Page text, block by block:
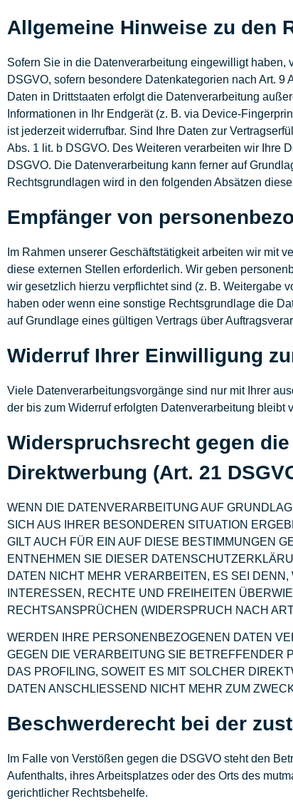
Allgemeine Hinweise zu den
Sofern Sie in die Datenverarbeitung eingewilligt haben,
DSGVO, sofern besondere Datenkategorien nach Art.
Daten in Drittstaaten erfolgt die Datenverarbeitung
Informationen in Ihr Endgerät (z. B. via Device-
ist jederzeit widerrufbar. Sind Ihre Daten zur
Abs. 1 lit. b DSGVO. Des Weiteren verarbeiten wir Ihre
DSGVO. Die Datenverarbeitung kann ferner auf
Rechtsgrundlagen wird in den folgenden Absätzen
Empfänger von
Im Rahmen unserer Geschäftstätigkeit arbeiten wir mit
diese externen Stellen erforderlich. Wir geben
wir gesetzlich hierzu verpflichtet sind (z. B. Weitergabe
haben oder wenn eine sonstige Rechtsgrundlage die
auf Grundlage eines gültigen Vertrags über
Widerruf Ihrer Einwilligung
Viele Datenverarbeitungsvorgänge sind nur mit Ihrer
der bis zum Widerruf erfolgten Datenverarbeitung bleibt
Widerspruchsrecht gegen
Direktwerbung (Art. 21
WENN DIE DATENVERARBEITUNG AUF
SICH AUS IHRER BESONDEREN SITUATION
GILT AUCH FÜR EIN AUF DIESE BESTIMMUNGEN
ENTNEHMEN SIE DIESER
DATEN NICHT MEHR VERARBEITEN, ES SEI
INTERESSEN, RECHTE UND FREIHEITEN
RECHTSANSPRÜCHEN (WIDERSPRUCH NACH
WERDEN IHRE PERSONENBEZOGENEN DATEN
GEGEN DIE VERARBEITUNG SIE BETREFFENDER
DAS PROFILING, SOWEIT ES MIT SOLCHER
DATEN ANSCHLIESSEND NICHT MEHR ZUM
Beschwerde­recht bei der
Im Falle von Verstößen gegen die DSGVO steht den
Aufenthalts, ihres Arbeitsplatzes oder des Orts des
gerichtlicher Rechtsbehelfe.